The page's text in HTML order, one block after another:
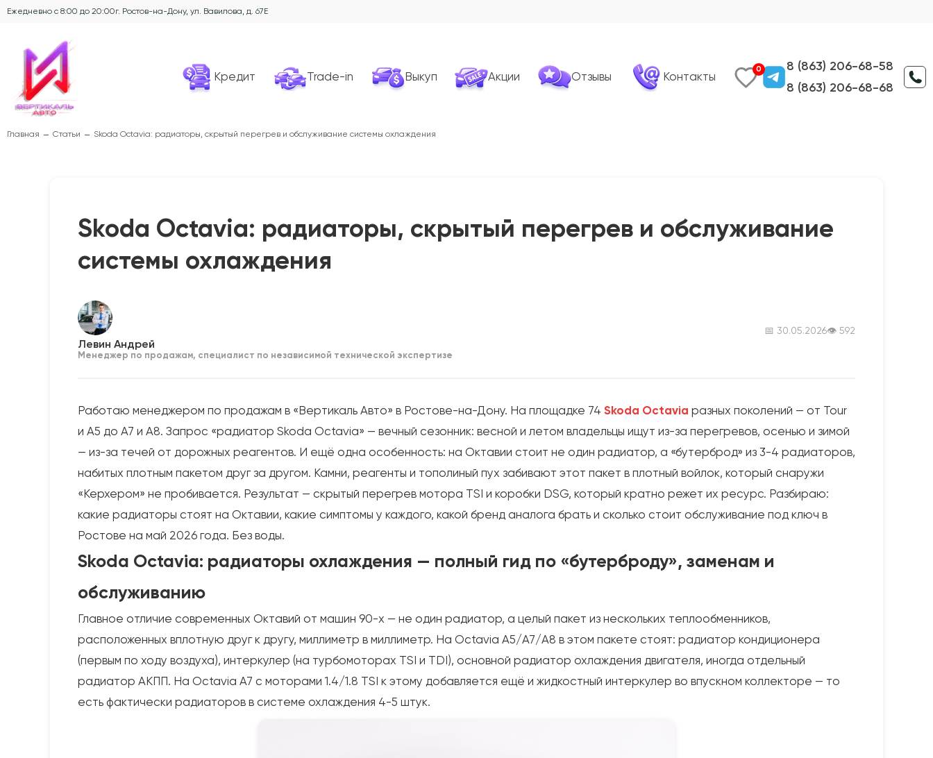
Ежедневно с 8:00 до 20:00г. Ростов-на-Дону, ул. Вавилова, д. 67Е
Кредит Trade-in Выкуп Акции Отзывы Контакты
0
8 (863) 206-68-58
8 (863) 206-68-68
Главная Статьи Skoda Octavia: радиаторы, скрытый перегрев и обслуживание системы охлаждения
Skoda Octavia: радиаторы, скрытый перегрев и обслуживание
системы охлаждения
Левин Андрей
Менеджер по продажам, специалист по независимой технической экспертизе
📅 30.05.2026👁 592
Работаю менеджером по продажам в «Вертикаль Авто» в Ростове-на-Дону. На площадке 74 Skoda Octavia разных поколений — от Tour
и A5 до A7 и A8. Запрос «радиатор Skoda Octavia» — вечный сезонник: весной и летом владельцы ищут из-за перегревов, осенью и зимой
— из-за течей от дорожных реагентов. И ещё одна особенность: на Октавии стоит не один радиатор, а «бутерброд» из 3-4 радиаторов,
набитых плотным пакетом друг за другом. Камни, реагенты и тополиный пух забивают этот пакет в плотный войлок, который снаружи
«Керхером» не пробивается. Результат — скрытый перегрев мотора TSI и коробки DSG, который кратно режет их ресурс. Разбираю:
какие радиаторы стоят на Октавии, какие симптомы у каждого, какой бренд аналога брать и сколько стоит обслуживание под ключ в
Ростове на май 2026 года. Без воды.
Skoda Octavia: радиаторы охлаждения — полный гид по «бутерброду», заменам и
обслуживанию
Главное отличие современных Октавий от машин 90-х — не один радиатор, а целый пакет из нескольких теплообменников,
расположенных вплотную друг к другу, миллиметр в миллиметр. На Octavia A5/A7/A8 в этом пакете стоят: радиатор кондиционера
(первым по ходу воздуха), интеркулер (на турбомоторах TSI и TDI), основной радиатор охлаждения двигателя, иногда отдельный
радиатор АКПП. На Octavia A7 с моторами 1.4/1.8 TSI к этому добавляется ещё и жидкостный интеркулер во впускном коллекторе — то
есть фактически радиаторов в системе охлаждения 4-5 штук.